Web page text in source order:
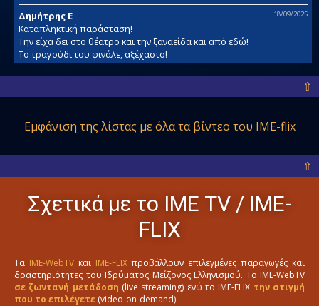
Δημήτρης Ε
18/09/2025
Καταπληκτική παράσταση!
Την είχα δει στο θέατρο και την ξαναείδα και από εδώ!
Το τραγούδι του φινάλε, αξέχαστο!
⇧
Εμφάνιση της λίστας με όλατα βίντεο του IME-flix
⇧
Σχετικά με το ΙΜΕ ΤV / IME-
FLIX
Τα IME-WebTVκαι IME-FLIXπροβάλλουν επιλεγμένες παραγωγές και
δραστηριότητες του Ιδρύματος Μείζονος Ελληνισμού. Το IME-WebTV
σε ζωντανή μετάδοση (live streaming) ενώ το IME-FLIX την στιγμή
που το επιλέγετε (video-on-demand).